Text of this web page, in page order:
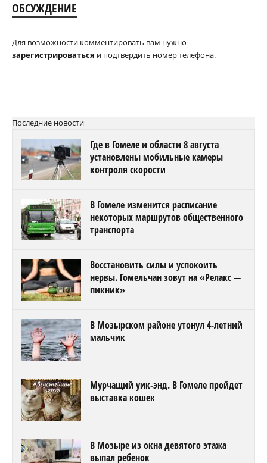
ОБСУЖДЕНИЕ
Для возможности комментировать вам нужно
зарегистрироваться и подтвердить номер телефона.
Последние новости
Где в Гомеле и области 8 августа
установлены мобильные камеры
контроля скорости
В Гомеле изменится расписание
некоторых маршрутов общественного
транспорта
Восстановить силы и успокоить
нервы. Гомельчан зовут на «Релакс —
пикник»
В Мозырском районе утонул 4-летний
мальчик
Мурчащий уик-энд. В Гомеле пройдет
выставка кошек
В Мозыре из окна девятого этажа
выпал ребенок